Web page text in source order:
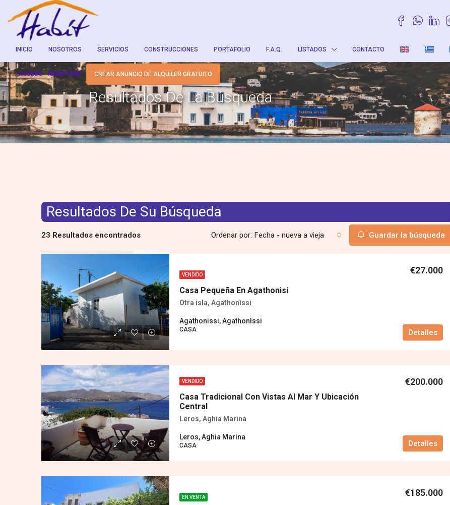
INICIO NOSOTROS SERVICIOS CONSTRUCCIONES PORTAFOLIO F.A.Q. LISTADOS CONTACTO
ACCESO REGISTRAR CREAR ANUNCIO DE ALQUILER GRATUITO
Resultados De La Búsqueda
Resultados De Su Búsqueda
23 Resultados encontrados Ordenar por: Fecha - nueva a vieja Guardar la búsqueda
VENDIDO
Casa Pequeña En Agathonisi
€27.000
Otra isla, Agathonìssi
Agathonissi, Agathonìssi
CASA Detalles
VENDIDO
Casa Tradicional Con Vistas Al Mar Y Ubicación
Central
€200.000
Leros, Aghia Marina
Leros, Aghia Marina
CASA Detalles
EN VENTA €185.000